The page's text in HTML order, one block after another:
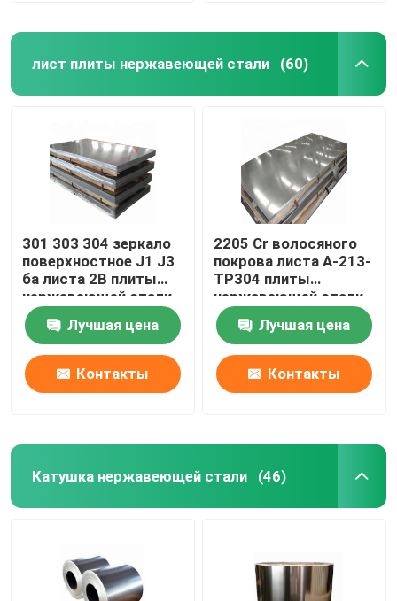
лист плиты нержавеющей стали (60)
301 303 304 зеркало
поверхностное J1 J3
ба листа 2B плиты
нержавеющей стали
Лучшая цена
Контакты
2205 Cr волосяного
покрова листа A-213-
TP304 плиты
нержавеющей стали
904l 321 316l
Лучшая цена
Контакты
Катушка нержавеющей стали (46)